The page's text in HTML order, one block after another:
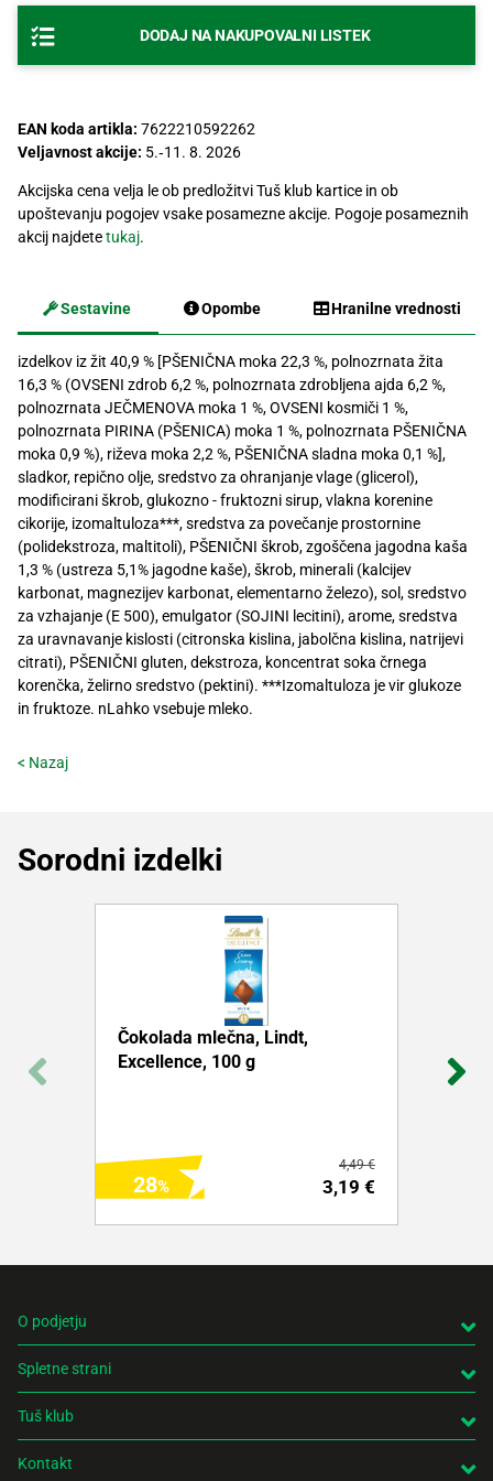
DODAJ NA NAKUPOVALNI LISTEK
EAN koda artikla: 7622210592262
Veljavnost akcije: 5.‐11. 8. 2026
Akcijska cena velja le ob predložitvi Tuš klub kartice in ob
upoštevanju pogojev vsake posamezne akcije. Pogoje posameznih
akcij najdetetukaj.
Sestavine Opombe Hranilne vrednosti
izdelkov iz žit 40,9 % [PŠENIČNA moka 22,3 %, polnozrnata žita
16,3 % (OVSENI zdrob 6,2 %, polnozrnata zdrobljena ajda 6,2 %,
polnozrnata JEČMENOVA moka 1 %, OVSENI kosmiči 1 %,
polnozrnata PIRINA (PŠENICA) moka 1 %, polnozrnata PŠENIČNA
moka 0,9 %), riževa moka 2,2 %, PŠENIČNA sladna moka 0,1 %],
sladkor, repično olje, sredstvo za ohranjanje vlage (glicerol),
modificirani škrob, glukozno - fruktozni sirup, vlakna korenine
cikorije, izomaltuloza***, sredstva za povečanje prostornine
(polidekstroza, maltitoli), PŠENIČNI škrob, zgoščena jagodna kaša
1,3 % (ustreza 5,1% jagodne kaše), škrob, minerali (kalcijev
karbonat, magnezijev karbonat, elementarno železo), sol, sredstvo
za vzhajanje (E 500), emulgator (SOJINI lecitini), arome, sredstva
za uravnavanje kislosti (citronska kislina, jabolčna kislina, natrijevi
citrati), PŠENIČNI gluten, dekstroza, koncentrat soka črnega
korenčka, želirno sredstvo (pektini). ***Izomaltuloza je vir glukoze
in fruktoze. nLahko vsebuje mleko.
< Nazaj
Sorodni izdelki
Čokolada mlečna, Lindt,
Excellence, 100 g
3,19 €
4,49 €
28
O podjetju
Spletne strani
Tuš klub
Kontakt